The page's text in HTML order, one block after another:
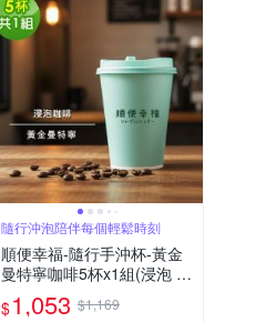
隨行沖泡陪伴每個輕鬆時刻
順便幸福-隨行手沖杯-黃金
曼特寧咖啡5杯x1組(浸泡 冷
萃 咖啡杯)
$1,053 $1,169